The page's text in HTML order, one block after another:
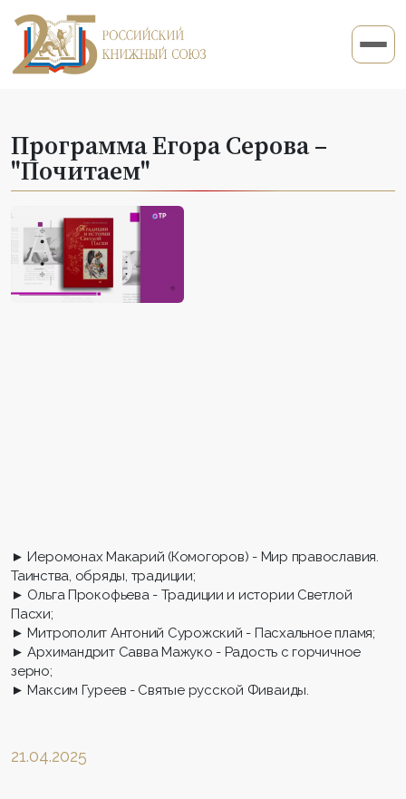
Программа Егора Серова –
"Почитаем"
► Иеромонах Макарий (Комогоров) - Мир православия.
Таинства, обряды, традиции;
► Ольга Прокофьева - Традиции и истории Светлой
Пасхи;
► Митрополит Антоний Сурожский - Пасхальное пламя;
► Архимандрит Савва Мажуко - Радость с горчичное
зерно;
► Максим Гуреев - Святые русской Фиваиды.
21.04.2025